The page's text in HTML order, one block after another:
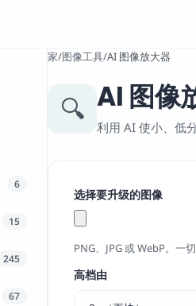
6
15
245
67
家/图像工具/AI 图像放大器
🔍 AI 图像
利用 AI 使小、低
选择要升级的图像
PNG、JPG 或 WebP。一
高档由